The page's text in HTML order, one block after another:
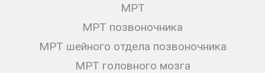
МРТ
МРТ позвоночника
МРТ шейного отдела позвоночника
МРТ головного мозга